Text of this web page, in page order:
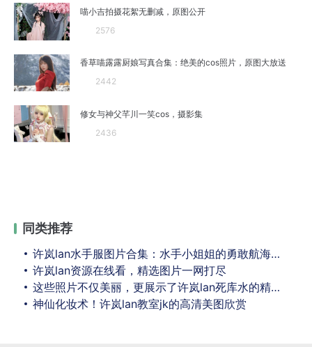
喵小吉拍摄花絮无删减，原图公开
2576
香草喵露露厨娘写真合集：绝美的cos照片，原图大放送
2442
修女与神父芊川一笑cos，摄影集
2436
同类推荐
许岚lan水手服图片合集：水手小姐姐的勇敢航海之路
许岚lan资源在线看，精选图片一网打尽
这些照片不仅美丽，更展示了许岚lan死库水的精湛演技
神仙化妆术！许岚lan教室jk的高清美图欣赏